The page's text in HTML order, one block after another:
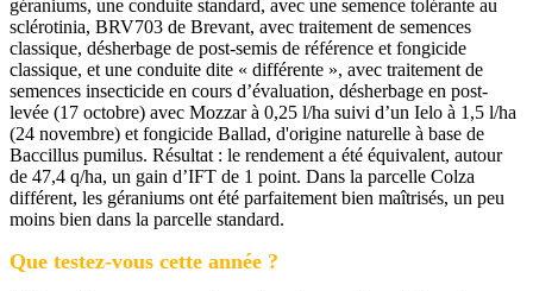
géraniums, une conduite standard, avec une semence tolérante au
sclérotinia, BRV703 de Brevant, avec traitement de semences
classique, désherbage de post-semis de référence et fongicide
classique, et une conduite dite « différente », avec traitement de
semences insecticide en cours d’évaluation, désherbage en post-
levée (17 octobre) avec Mozzar à 0,25 l/ha suivi d’un Ielo à 1,5 l/ha
(24 novembre) et fongicide Ballad, d'origine naturelle à base de
Baccillus pumilus. Résultat : le rendement a été équivalent, autour
de 47,4 q/ha, un gain d’IFT de 1 point. Dans la parcelle Colza
différent, les géraniums ont été parfaitement bien maîtrisés, un peu
moins bien dans la parcelle standard.
Que testez-vous cette année ?